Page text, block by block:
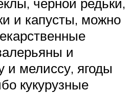
и капусты, можно
и
и мелиссу, ягоды
кукурузные